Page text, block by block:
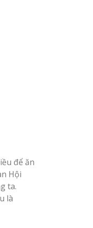
để ăn
Hội
ta.
là